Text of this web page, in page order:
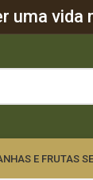
uma vida
E FRUTAS